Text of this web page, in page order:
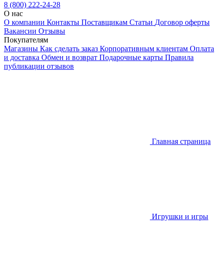
8 (800) 222-24-28
О нас
О компании Контакты Поставщикам Статьи Договор оферты
Вакансии Отзывы
Покупателям
Магазины Как сделать заказ Корпоративным клиентам Оплата
и доставка Обмен и возврат Подарочные карты Правила
публикации отзывов
Главная страница
Игрушки и игры